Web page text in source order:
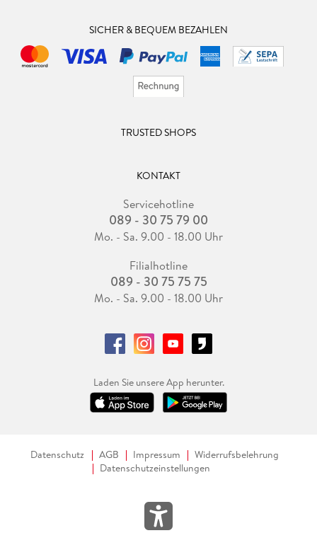
SICHER & BEQUEM BEZAHLEN
TRUSTED SHOPS
KONTAKT
Servicehotline
089 - 30 75 79 00
Mo. - Sa. 9.00 - 18.00 Uhr
Filialhotline
089 - 30 75 75 75
Mo. - Sa. 9.00 - 18.00 Uhr
Laden Sie unsere App herunter.
Datenschutz AGB Impressum
Widerrufsbelehrung
Datenschutzeinstellungen